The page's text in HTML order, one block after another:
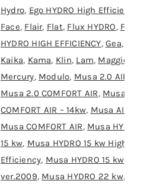
Hydro, Ego HYDRO High Efficiency
Face, Flair, Flat, Flux HYDRO, FLUX
HYDRO HIGH EFFICIENCY,Gea,
Kaika, Kama, Klin, Lam, Maggie
Mercury, Modulo, Musa 2.0 AIR
Musa 2.0 COMFORT AIR, Musa 2.0
COMFORT AIR – 14kw, Musa AIR
Musa COMFORT AIR, Musa HYDRO
15 kw, Musa HYDRO 15 kw High
Efficiency, Musa HYDRO 15 kw
ver.2009, Musa HYDRO 22 kw,